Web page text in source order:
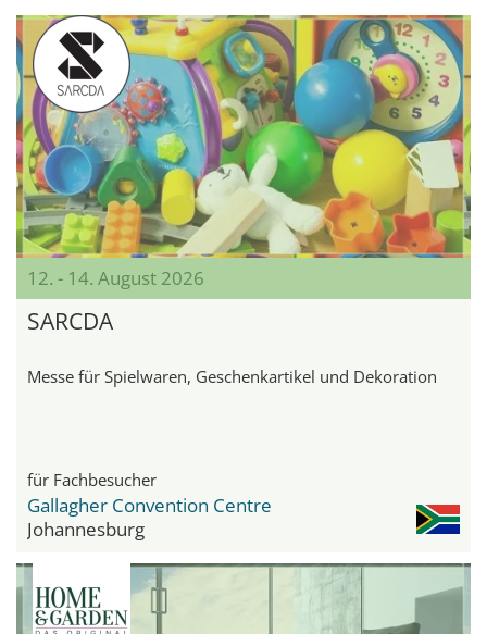
12. - 14. August 2026
SARCDA
Messe für Spielwaren, Geschenkartikel und Dekoration
für Fachbesucher
Gallagher Convention Centre
Johannesburg